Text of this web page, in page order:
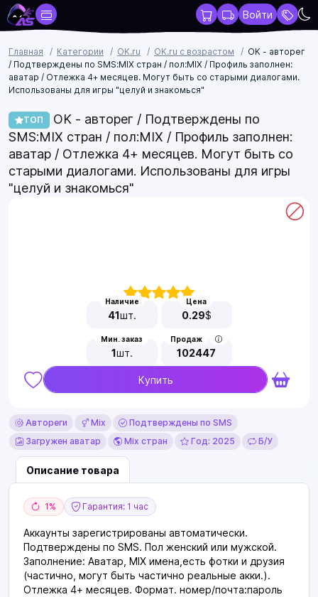
Войти
Главная Категории OK.ru OK.ru с возрастом
OK - авторег
/ Подтверждены по SMS:MIX стран / пол:MIX / Профиль заполнен:
аватар / Отлежка 4+ месяцев. Могут быть со старыми диалогами.
Использованы для игры "целуй и знакомься"
ТОП
OK - авторег / Подтверждены по
SMS:MIX стран / пол:MIX / Профиль заполнен:
аватар / Отлежка 4+ месяцев. Могут быть со
старыми диалогами. Использованы для игры
"целуй и знакомься"
Наличие
41шт.
Цена
0.29$
Мин. заказ
1шт.
Продаж
102447
Купить
Автореги Mix
Подтверждены по SMS
Загружен аватар
Mix стран Год: 2025 Б/У
Описание товара
1% Гарантия: 1 час
Аккаунты зарегистрированы автоматически.
Подтверждены по SMS. Пол женский или мужской.
Заполнение: Аватар, MIX имена,есть фотки и друзия
(частично, могут быть частично реальные акки.).
Отлежка 4+ месяцев. Формат. номер/почта:пароль